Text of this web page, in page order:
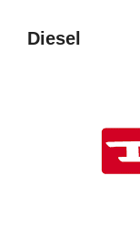
Diesel